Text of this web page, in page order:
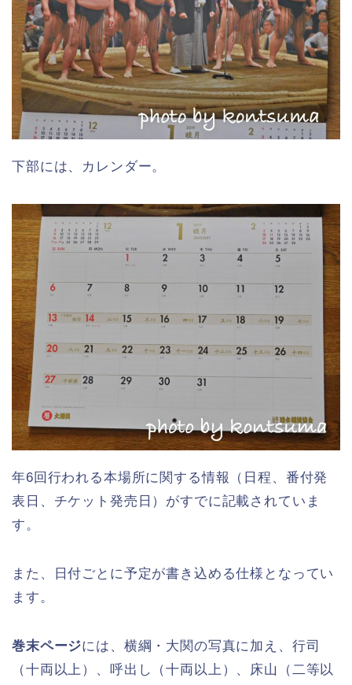
下部には、カレンダー。
年6回行われる本場所に関する情報（日程、番付発
表日、チケット発売日）がすでに記載されていま
す。
また、日付ごとに予定が書き込める仕様となってい
ます。
巻末ページには、横綱・大関の写真に加え、行司
（十両以上）、呼出し（十両以上）、床山（二等以